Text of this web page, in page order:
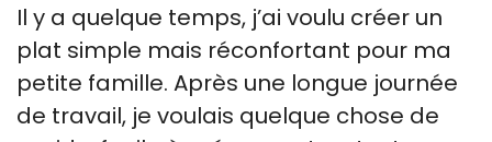
Il y a quelque temps, j’ai voulu créer un
plat simple mais réconfortant pour ma
petite famille. Après une longue journée
de travail, je voulais quelque chose de